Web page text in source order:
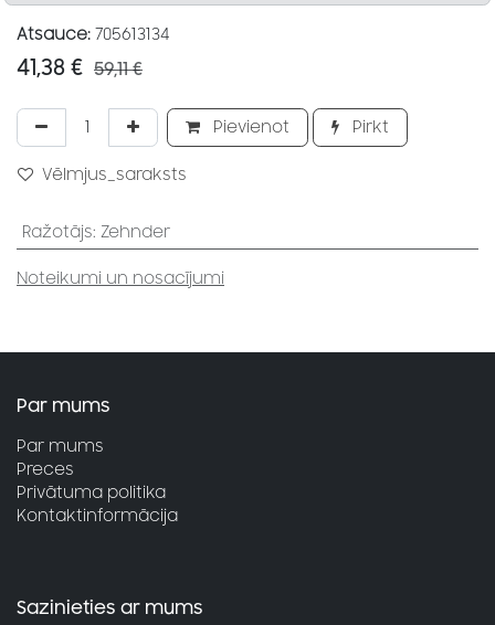
Atsauce: 705613134
41,38 € 59,11€
Pievienot Pirkt
Vēlmjus_saraksts
Ražotājs: Zehnder
Noteikumi un nosacījumi
Par mums
Par mums
Preces
Privātuma politika
Kontaktinformācija
Sazinieties ar mums